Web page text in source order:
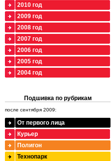
2010 год
2009 год
2008 год
2007 год
2006 год
2005 год
2004 год
Подшивка по рубрикам
после сентября 2009:
От первого лица
Курьер
Полигон
Технопарк